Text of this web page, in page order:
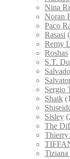
Nina
Noran
Paco
Rasasi
Remy
Roshas
S.T.
Sergio
Shaik
Sisley
The
Tiziana